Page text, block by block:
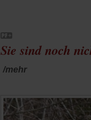
Sie sind noch
/mehr